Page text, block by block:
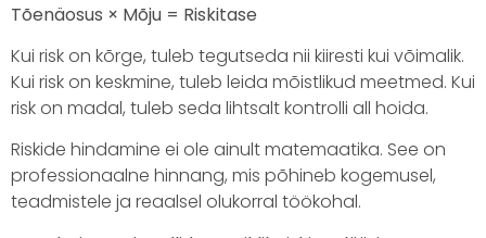
Tõenäosus × Mõju = Riskitase
Kui risk on kõrge, tuleb tegutseda nii kiiresti kui võimalik.
Kui risk on keskmine, tuleb leida mõistlikud meetmed. Kui
risk on madal, tuleb seda lihtsalt kontrolli all hoida.
Riskide hindamine ei ole ainult matemaatika. See on
professionaalne hinnang, mis põhineb kogemusel,
teadmistele ja reaalsel olukorral töökohal.